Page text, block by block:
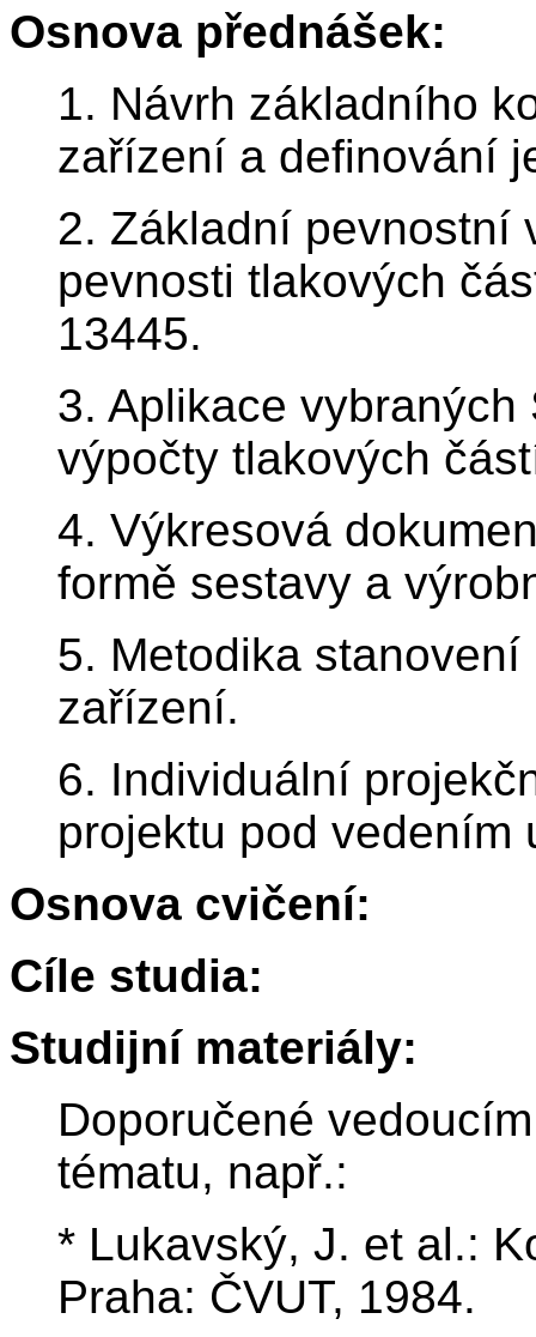
Osnova přednášek:
1. Návrh základního
zařízení a definování
2. Základní pevnostní
pevnosti tlakových
13445.
3. Aplikace
výpočty tlakových
4. Výkresová
formě sestavy a
5. Metodika
zařízení.
6. Individuální
projektu pod vedením
Osnova cvičení:
Cíle studia:
Studijní materiály:
Doporučené
tématu, např.:
* Lukavský, J. et al.:
Praha: ČVUT, 1984.